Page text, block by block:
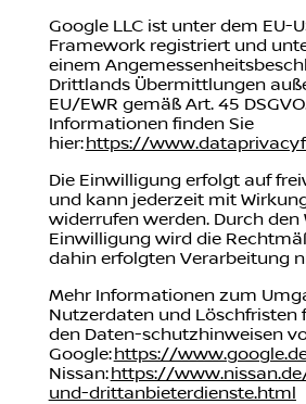
Google LLC ist unter dem EU-
Framework registriert und
einem
Drittlands Übermittlungen
EU/EWR gemäß Art. 45
Informationen finden Sie
hier:https://
Die Einwilligung erfolgt auf
und kann jederzeit mit
widerrufen werden. Durch den
Einwilligung wird die
dahin erfolgten Verarbeitung
Mehr Informationen zum
Nutzerdaten und Löschfristen
den Daten-schutzhinweisen
Google:https://
Nissan:https://
und-drittanbieterdienste.html